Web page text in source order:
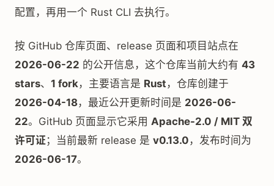
配置，再用一个 Rust CLI 去执行。
按 GitHub 仓库页面、release 页面和项目站点在
2026-06-22 的公开信息，这个仓库当前大约有 43
stars、 1 fork，主要语言是 Rust ，仓库创建于
2026-04-18，最近公开更新时间是 2026-06-
22。GitHub 页面显示它采用 Apache-2.0 / MIT 双
许可证；当前最新 release 是 v0.13.0 ，发布时间为
2026-06-17。